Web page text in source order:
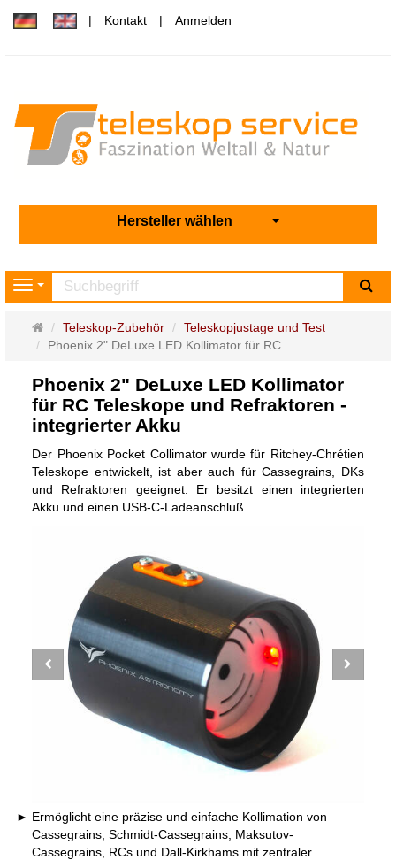
Kontakt Anmelden
Hersteller wählen
Navigation
Startseite
Teleskop-Zubehör
Teleskopjustage und Test
Phoenix 2" DeLuxe LED Kollimator für RC ...
Phoenix 2" DeLuxe LED Kollimator
für RC Teleskope und Refraktoren -
integrierter Akku
Der Phoenix Pocket Collimator wurde für Ritchey-Chrétien
Teleskope entwickelt, ist aber auch für Cassegrains, DKs
und Refraktoren geeignet. Er besitzt einen integrierten
Akku und einen USB-C-Ladeanschluß.
Ermöglicht eine präzise und einfache Kollimation von
Cassegrains, Schmidt-Cassegrains, Maksutov-
Cassegrains, RCs und Dall-Kirkhams mit zentraler